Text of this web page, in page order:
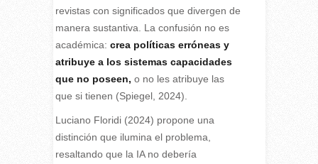
revistas con significados que divergen de
manera sustantiva. La confusión no es
académica: crea políticas erróneas y
atribuye a los sistemas capacidades
que no poseen, o no les atribuye las
que si tienen (Spiegel, 2024).
Luciano Floridi (2024) propone una
distinción que ilumina el problema,
resaltando que la IA no debería